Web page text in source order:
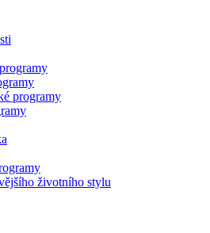
programy
životního stylu